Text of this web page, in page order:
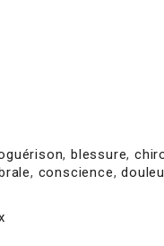
,blessure,
, conscience,